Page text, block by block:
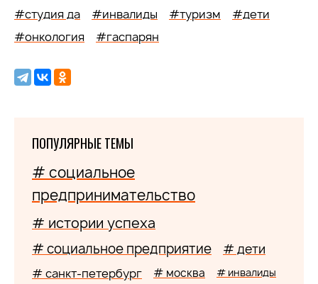
#студия да
#инвалиды #туризм
#дети
#онкология
#гаспарян
ПОПУЛЯРНЫЕ ТЕМЫ
# социальное
предпринимательство
# истории успеха
# социальное предприятие # дети
# санкт-петербург # москва # инвалиды